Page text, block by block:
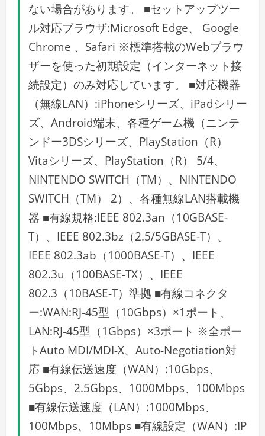
ない場合があります。 ■セットアップツー
ル対応ブラウザ:Microsoft Edge、 Google
Chrome 、Safari ※標準搭載のWebブラウ
ザーを使った初期設定（インターネット接
続設定）のみ対応しています。 ■対応機器
（無線LAN）:iPhoneシリーズ、iPadシリー
ズ、Android端末、各種ゲーム機（ニンテ
ンドー3DSシリーズ、PlayStation（R）
Vitaシリーズ、PlayStation（R） 5/4、
NINTENDO SWITCH（TM）、NINTENDO
SWITCH（TM） 2）、各種無線LAN搭載機
器 ■有線規格:IEEE 802.3an（10GBASE-
T）、IEEE 802.3bz（2.5/5GBASE-T）、
IEEE 802.3ab（1000BASE-T）、IEEE
802.3u（100BASE-TX）、IEEE
802.3（10BASE-T）準拠 ■有線コネクタ
ー:WAN:RJ-45型（10Gbps）×1ポート、
LAN:RJ-45型（1Gbps）×3ポート ※全ポー
トAuto MDI/MDI-X、Auto-Negotiation対
応 ■有線伝送速度（WAN）:10Gbps、
5Gbps、2.5Gbps、1000Mbps、100Mbps
■有線伝送速度（LAN）:1000Mbps、
100Mbps、10Mbps ■有線設定（WAN）:IP